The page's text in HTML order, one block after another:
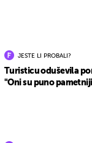
JESTE LI PROBALI?
Turisticu oduševila
"Oni su puno